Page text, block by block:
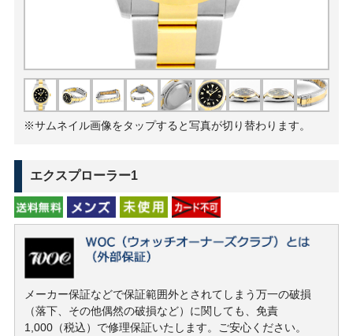
※サムネイル画像をタップすると写真が切り替わります。
エクスプローラー1
メーカー保証などで保証範囲外とされてしまう万一の破損
（落下、その他偶然の破損など）に関しても、免責
1,000（税込）で修理保証いたします。ご安心ください。